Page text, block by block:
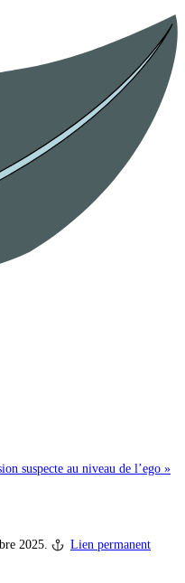
suspecte au niveau de l’ego »
2025.
Lien permanent